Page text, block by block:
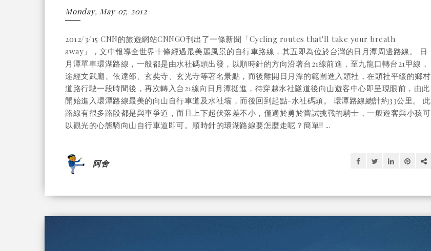
Monday, May 07, 2012
2012/3/15 CNN的旅遊網站CNNGO刊出了一條新聞「Cycling routes that'll take your breath
away」，文中報導全世界十條經過最美麗風景的自行​​車路線，其五即為位於台灣的日月潭周邊路線。 日
月潭單車環湖路線，一般都是由水社碼頭出發，以順時針的方向沿著台21線前進，至九龍口轉台21甲線，
途經文武廟、依達邵、玄奘寺、玄光寺等著名景點，而後離開日月潭的範圍進入頭社，在頭社平緩的鄉村
道路行駛一段時間後，再次轉入台21線向日月潭挺進，待穿越水社隧道後向山遊客中心即呈現眼前，由此
開始進入環潭路線最美的向山自行車道及水社壩，而後回到起點-水社碼頭。 環潭路線總計約33公里。 此
路線有很多路段都是與車爭道，而且上下起伏落差不小，僅適於勇於嘗試挑戰的騎士，一般遊客與小孩可
以觀光的心態騎向山自行車道即可。順時針的環湖路線要怎麼走呢？簡單!! ...
阿舍